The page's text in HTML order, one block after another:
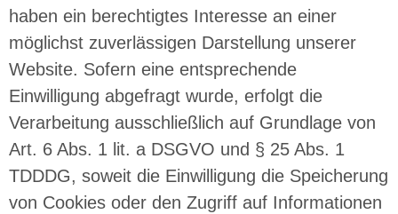
haben ein berechtigtes Interesse an einer
möglichst zuverlässigen Darstellung unserer
Website. Sofern eine entsprechende
Einwilligung abgefragt wurde, erfolgt die
Verarbeitung ausschließlich auf Grundlage von
Art. 6 Abs. 1 lit. a DSGVO und § 25 Abs. 1
TDDDG, soweit die Einwilligung die Speicherung
von Cookies oder den Zugriff auf Informationen